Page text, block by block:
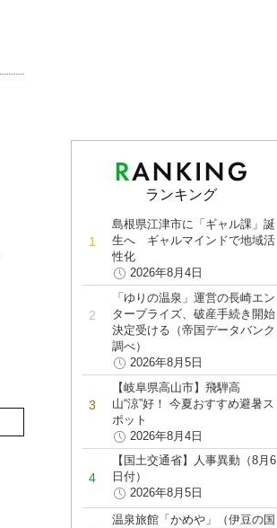
ランキング
島根県江津市に「ギャル課」誕
生へ ギャルマインドで地域活
性化
2026年8月4日
「ゆりの温泉」運営の長崎エン
タープライズ、破産手続き開始
決定受ける（帝国データバンク
調べ）
2026年8月5日
【岐阜県高山市】飛騨高
山“涼”好！ 今夏おすすめ避暑ス
ポット
2026年8月4日
【国土交通省】人事異動（8月6
日付）
2026年8月5日
温泉旅館「かめや」（伊豆の国